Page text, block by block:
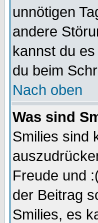
unnötigen
andere
kannst du
du beim
Nach oben
Was sind
Smilies sind
Freude und
der Beitrag
Smilies, es